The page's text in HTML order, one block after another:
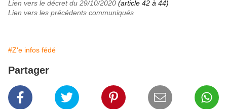
Lien vers le décret du 29/10/2020 (article 42 à 44)
Lien vers les précédents communiqués
#Z'e infos fédé
Partager